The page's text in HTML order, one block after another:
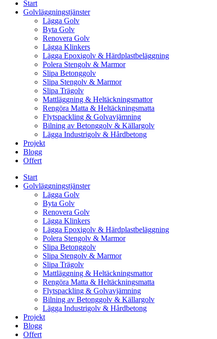
Start
Golvläggningstjänster
Lägga Golv
Byta Golv
Renovera Golv
Lägga Klinkers
Lägga Epoxigolv & Härdplastbeläggning
Polera Stengolv & Marmor
Slipa Betonggolv
Slipa Stengolv & Marmor
Slipa Trägolv
Mattläggning & Heltäckningsmattor
Rengöra Matta & Heltäckningsmatta
Flytspackling & Golvavjämning
Bilning av Betonggolv & Källargolv
Lägga Industrigolv & Hårdbetong
Projekt
Blogg
Offert
Start
Golvläggningstjänster
Lägga Golv
Byta Golv
Renovera Golv
Lägga Klinkers
Lägga Epoxigolv & Härdplastbeläggning
Polera Stengolv & Marmor
Slipa Betonggolv
Slipa Stengolv & Marmor
Slipa Trägolv
Mattläggning & Heltäckningsmattor
Rengöra Matta & Heltäckningsmatta
Flytspackling & Golvavjämning
Bilning av Betonggolv & Källargolv
Lägga Industrigolv & Hårdbetong
Projekt
Blogg
Offert